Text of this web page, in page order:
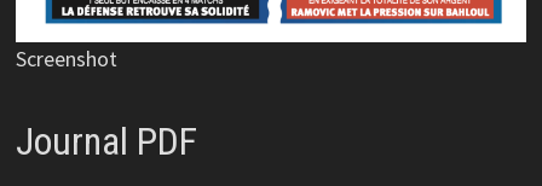
Screenshot
Journal PDF